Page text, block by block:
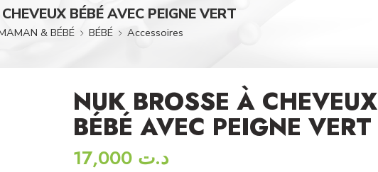
BÉBÉ AVEC PEIGNE VERT
& BÉBÉ BÉBÉ Accessoires
NUK BROSSE À CHEVEUX
BÉBÉ AVEC PEIGNE VERT
د.ت